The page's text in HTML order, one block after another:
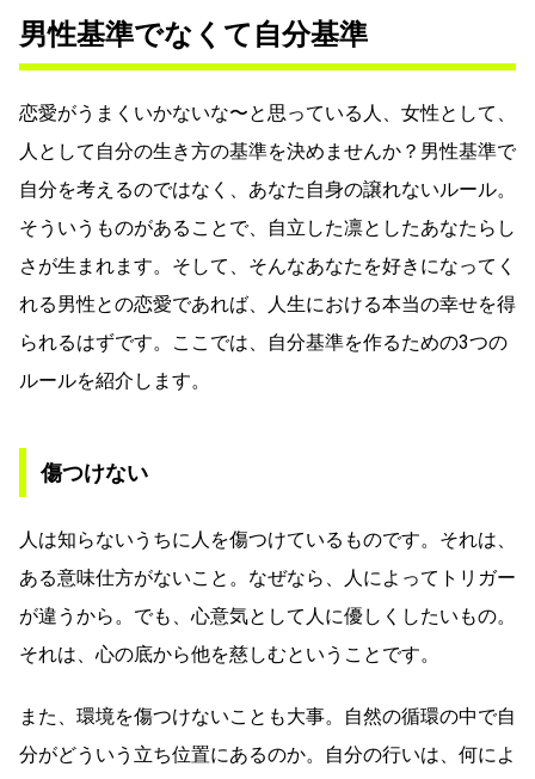
男性基準でなくて自分基準
恋愛がうまくいかないな〜と思っている人、女性として、
人として自分の生き方の基準を決めませんか？男性基準で
自分を考えるのではなく、あなた自身の譲れないルール。
そういうものがあることで、自立した凛としたあなたらし
さが生まれます。そして、そんなあなたを好きになってく
れる男性との恋愛であれば、人生における本当の幸せを得
られるはずです。ここでは、自分基準を作るための3つの
ルールを紹介します。
傷つけない
人は知らないうちに人を傷つけているものです。それは、
ある意味仕方がないこと。なぜなら、人によってトリガー
が違うから。でも、心意気として人に優しくしたいもの。
それは、心の底から他を慈しむということです。
また、環境を傷つけないことも大事。自然の循環の中で自
分がどういう立ち位置にあるのか。自分の行いは、何によ